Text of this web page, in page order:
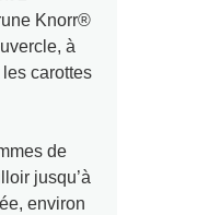
Knorr®
à
carottes
de
jusqu’à
environ